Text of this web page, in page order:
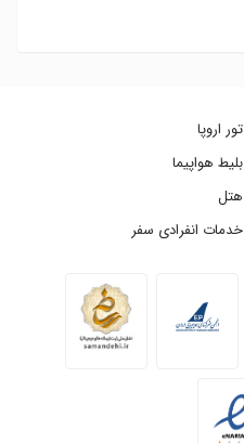
تور اروپا
بلیط هواپیما
هتل
خدمات انفرادی سفر